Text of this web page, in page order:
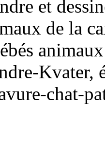
et
de la
Kvater,
chat-